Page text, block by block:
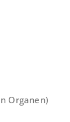
Organen)